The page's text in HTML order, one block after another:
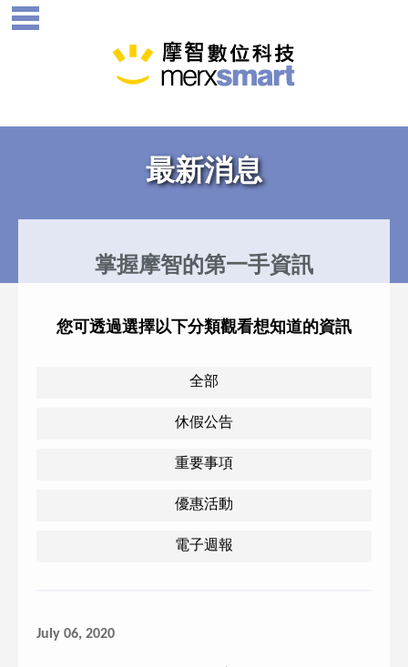
最新消息
掌握摩智的第一手資訊
您可透過選擇以下分類觀看想知道的資訊
全部
休假公告
重要事項
優惠活動
電子週報
July 06, 2020